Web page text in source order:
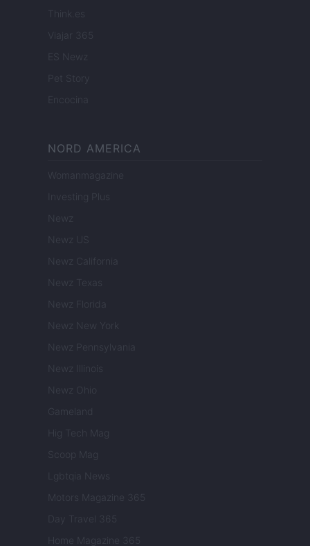
Think.es
Viajar 365
ES Newz
Pet Story
Encocina
NORD AMERICA
Womanmagazine
Investing Plus
Newz
Newz US
Newz California
Newz Texas
Newz Florida
Newz New York
Newz Pennsylvania
Newz Illinois
Newz Ohio
Gameland
Hig Tech Mag
Scoop Mag
Lgbtqia News
Motors Magazine 365
Day Travel 365
Home Magazine 365